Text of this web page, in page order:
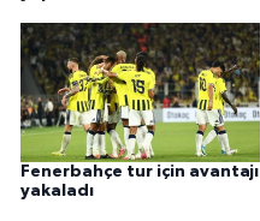
Fenerbahçe tur için avantajı
yakaladı